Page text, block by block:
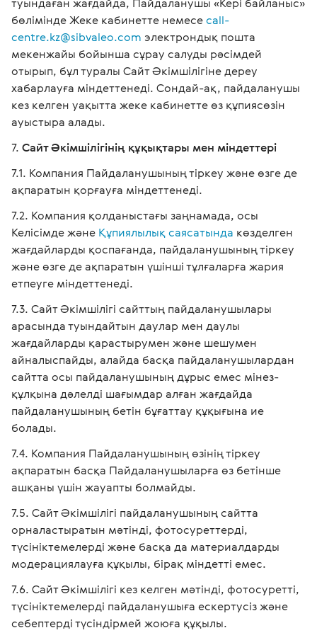
бөлімінде Жеке кабинетте немесеcall-
centre.kz@sibvaleo.com электрондық пошта
мекенжайы бойынша сұрау салуды рәсімдей
отырып, бұл туралы Сайт Әкімшілігіне дереу
хабарлауға міндеттенеді. Сондай-ақ, пайдаланушы
кез келген уақытта жеке кабинетте өз құпиясөзін
ауыстыра алады.
Сайт Әкімшілігінің құқықтары мен міндеттері
Компания Пайдаланушының тіркеу және өзге де
ақпаратын қорғауға міндеттенеді.
Компания қолданыстағы заңнамада, осы
Келісімде және Құпиялылық саясатында көзделген
жағдайларды қоспағанда, пайдаланушының тіркеу
және өзге де ақпаратын үшінші тұлғаларға жария
етпеуге міндеттенеді.
Сайт Әкімшілігі сайттың пайдаланушылары
арасында туындайтын даулар мен даулы
жағдайларды қарастырумен және шешумен
айналыспайды, алайда басқа пайдаланушылардан
сайтта осы пайдаланушының дұрыс емес мінез-
құлқына дәлелді шағымдар алған жағдайда
пайдаланушының бетін бұғаттау құқығына ие
болады.
Компания Пайдаланушының өзінің тіркеу
ақпаратын басқа Пайдаланушыларға өз бетінше
ашқаны үшін жауапты болмайды.
Сайт Әкімшілігі пайдаланушының сайтта
орналастыратын мәтінді, фотосуреттерді,
түсініктемелерді және басқа да материалдарды
модерациялауға құқылы, бірақ міндетті емес.
Сайт Әкімшілігі кез келген мәтінді, фотосуретті,
түсініктемелерді пайдаланушыға ескертусіз және
себептерді түсіндірмей жоюға құқылы.